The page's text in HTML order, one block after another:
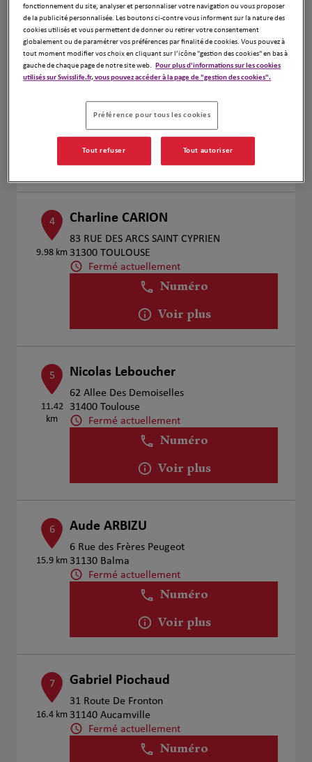
Voir plus
3 Eric Bussing
115 Rue Gilet
31770 Colomiers
Fermé actuellement
Numéro
Voir plus
4
9.98 km
Charline CARION
83 RUE DES ARCS SAINT CYPRIEN
31300 TOULOUSE
Fermé actuellement
Numéro
Voir plus
5
11.42
km
Nicolas Leboucher
62 Allee Des Demoiselles
31400 Toulouse
Fermé actuellement
Numéro
Voir plus
6
15.9 km
Aude ARBIZU
6 Rue des Frères Peugeot
31130 Balma
Fermé actuellement
Numéro
Voir plus
7
16.4 km
Gabriel Piochaud
31 Route De Fronton
31140 Aucamville
Fermé actuellement
Numéro
fonctionnement du site, analyser et personnaliser votre navigation ou vous proposer
de la publicité personnalisée. Les boutons ci-contre vous informent sur la nature des
cookies utilisés et vous permettent de donner ou retirer votre consentement
globalement ou de paramétrer vos préférences par finalité de cookies. Vous pouvez à
tout moment modifier vos choix en cliquant sur l’icône "gestion des cookies" en bas à
gauche de chaque page de notre site web. Pour plus d'informations sur les cookies
utilisés sur Swisslife.fr, vous pouvez accéder à la page de "gestion des cookies".
Préférence pour tous les cookies
Tout refuser Tout autoriser